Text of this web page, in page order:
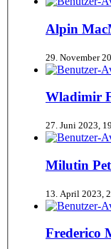
Alpin
29. November
Wladimir
27. Juni 2023,
Milutin
13. April 2023,
Frederico